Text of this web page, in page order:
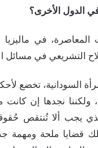
الدول الأخرى؟
المعاصرة، في
التشريعي في مسائل
تخضع
ولكننا نجدها إن
يجب ألا تُنتقص
قضايا ملحة ومهمة